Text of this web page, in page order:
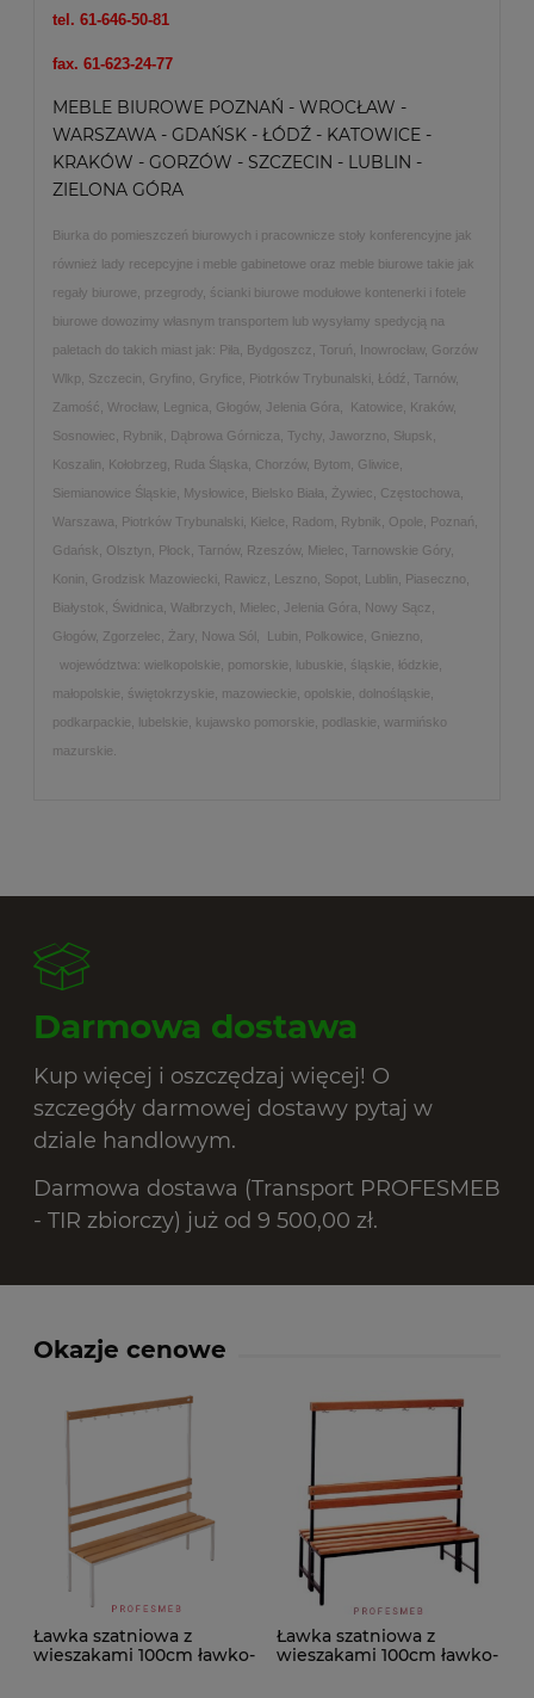
tel. 61-646-50-81
fax. 61-623-24-77
MEBLE BIUROWE POZNAŃ - WROCŁAW -
WARSZAWA - GDAŃSK - ŁÓDŹ - KATOWICE -
KRAKÓW - GORZÓW - SZCZECIN - LUBLIN -
ZIELONA GÓRA
Biurka do pomieszczeń biurowych i pracownicze stoły konferencyjne jak
również lady recepcyjne i meble gabinetowe oraz meble biurowe takie jak
regały biurowe, przegrody, ścianki biurowe modułowe kontenerki i fotele
biurowe dowozimy własnym transportem lub wysyłamy spedycją na
paletach do takich miast jak: Piła, Bydgoszcz, Toruń, Inowrocław, Gorzów
Wlkp, Szczecin, Gryfino, Gryfice, Piotrków Trybunalski, Łódź, Tarnów,
Zamość, Wrocław, Legnica, Głogów, Jelenia Góra, Katowice, Kraków,
Sosnowiec, Rybnik, Dąbrowa Górnicza, Tychy, Jaworzno, Słupsk,
Koszalin, Kołobrzeg, Ruda Śląska, Chorzów, Bytom, Gliwice,
Siemianowice Śląskie, Mysłowice, Bielsko Biała, Żywiec, Częstochowa,
Warszawa, Piotrków Trybunalski, Kielce, Radom, Rybnik, Opole, Poznań,
Gdańsk, Olsztyn, Płock, Tarnów, Rzeszów, Mielec, Tarnowskie Góry,
Konin, Grodzisk Mazowiecki, Rawicz, Leszno, Sopot, Lublin, Piaseczno,
Białystok, Świdnica, Wałbrzych, Mielec, Jelenia Góra, Nowy Sącz,
Głogów, Zgorzelec, Żary, Nowa Sól, Lubin, Polkowice, Gniezno,
województwa: wielkopolskie, pomorskie, lubuskie, śląskie, łódzkie,
małopolskie, świętokrzyskie, mazowieckie, opolskie, dolnośląskie,
podkarpackie, lubelskie, kujawsko pomorskie, podlaskie, warmińsko
mazurskie.
Darmowa dostawa
Kup więcej i oszczędzaj więcej! O
szczegóły darmowej dostawy pytaj w
dziale handlowym.
Darmowa dostawa (Transport PROFESMEB
- TIR zbiorczy) już od 9 500,00 zł.
Okazje cenowe
Ławka szatniowa z
wieszakami 100cm ławko-
Ławka szatniowa z
wieszakami 100cm ławko-